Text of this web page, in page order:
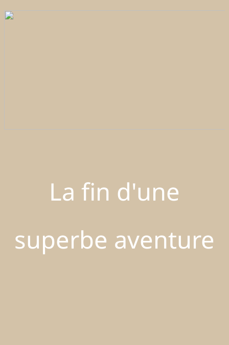
La fin d'une
superbe aventure